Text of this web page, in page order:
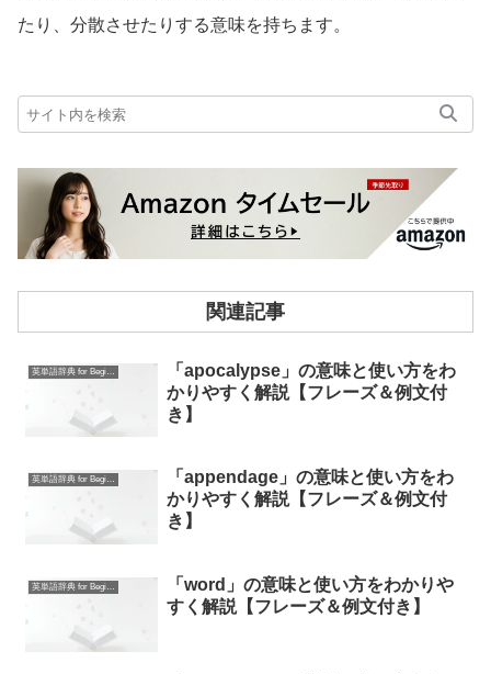
たり、分散させたりする意味を持ちます。
関連記事
英単語辞典 for Beginners
「apocalypse」の意味と使い方をわ
かりやすく解説【フレーズ＆例文付
き】
英単語辞典 for Beginners
「appendage」の意味と使い方をわ
かりやすく解説【フレーズ＆例文付
き】
英単語辞典 for Beginners
「word」の意味と使い方をわかりや
すく解説【フレーズ＆例文付き】